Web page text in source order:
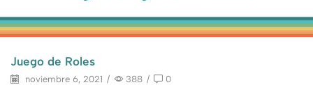
Juego de Roles
noviembre 6, 2021 / 388 / 0